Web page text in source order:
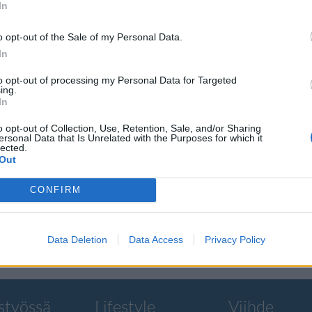
opt-out of the Sale of my Personal Data.
opt-out of processing my Personal Data for Targeted
opt-out of Collection, Use, Retention, Sale, and/or Sharing
Data that Is Unrelated with the Purposes for which it
CONFIRM
Data Deletion Data Access Privacy Policy
–
Lifestyle Viihde